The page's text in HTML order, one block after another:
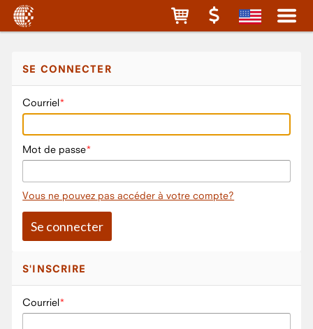
SE CONNECTER
Courriel
Mot de passe
Vous ne pouvez pas accéder à votre compte?
S'INSCRIRE
Courriel